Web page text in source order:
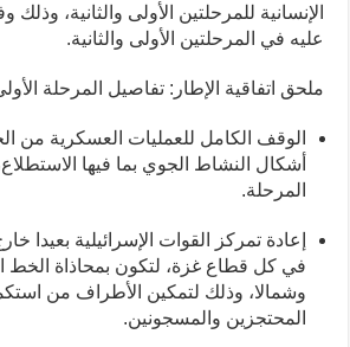
الإنسانية للمرحلتين الأولى والثانية، وذلك
عليه في المرحلتين الأولى والثانية.
ملحق اتفاقية الإطار: تفاصيل المرحلة
الوقف الكامل للعمليات العسكرية من
أشكال النشاط الجوي بما فيها
المرحلة.
إعادة تمركز القوات الإسرائيلية بعيدا
في كل قطاع غزة، لتكون بمحاذاة الخط
وشمالا، وذلك لتمكين الأطراف من
المحتجزين والمسجونين.